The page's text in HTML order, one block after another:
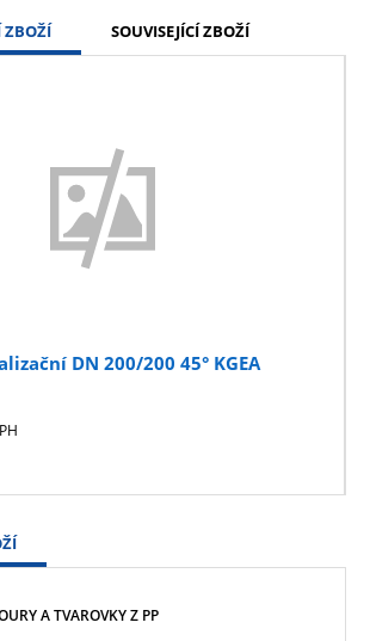
ZBOŽÍ SOUVISEJÍCÍ ZBOŽÍ
DN 200/200 45° KGEA
A TVAROVKY Z PP